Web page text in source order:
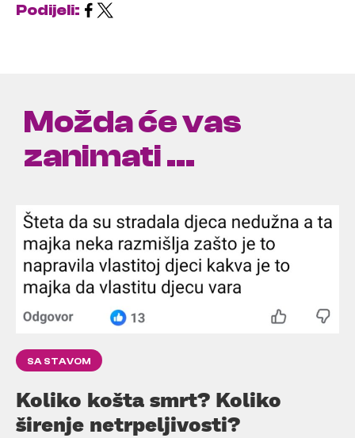
Podijeli:
Možda će vas
zanimati ...
SA STAVOM
Koliko košta smrt? Koliko
širenje netrpeljivosti?